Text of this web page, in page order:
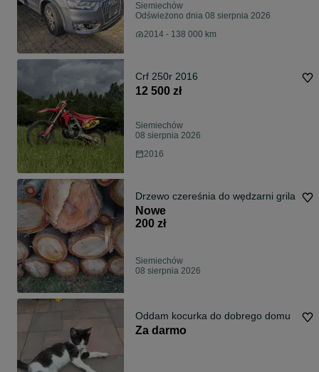
Siemiechów
Odświeżono dnia 08 sierpnia 2026
2014 - 138 000 km
Crf 250r 2016
12 500 zł
Siemiechów
08 sierpnia 2026
2016
Drzewo czereśnia do wędzarni grila
Nowe
200 zł
Siemiechów
08 sierpnia 2026
Oddam kocurka do dobrego domu
Za darmo